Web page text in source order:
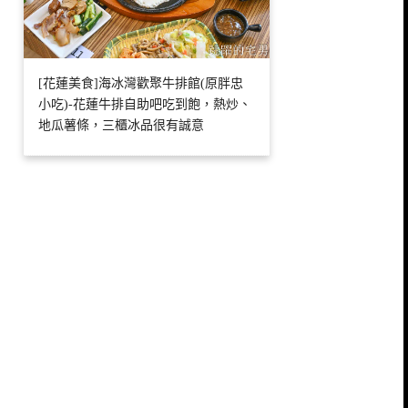
[花蓮美食]海冰灣歡聚牛排館(原胖忠
小吃)-花蓮牛排自助吧吃到飽，熱炒、
地瓜薯條，三櫃冰品很有誠意